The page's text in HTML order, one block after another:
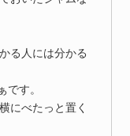
る人には分かる
す。
にべたっと置く